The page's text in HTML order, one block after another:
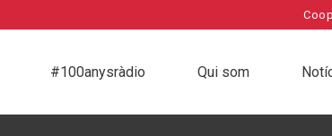
#100anysràdio Qui som